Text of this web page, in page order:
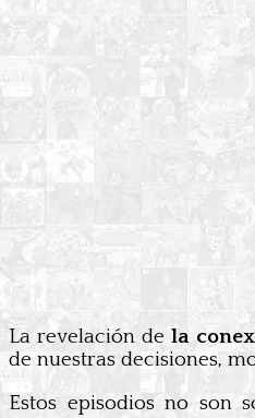
La revelación de la
de nuestras decisiones,
Estos episodios no son